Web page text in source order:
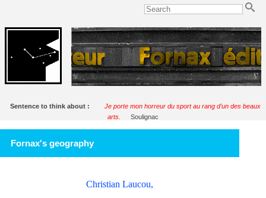
Sentence to think about :
Je porte mon horreur du sport au rang d’un des beaux
arts.
Soulignac
Fornax's geography
Christian Laucou,